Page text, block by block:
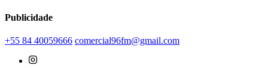
Publicidade
+55 84 40059666 comercial96fm@gmail.com